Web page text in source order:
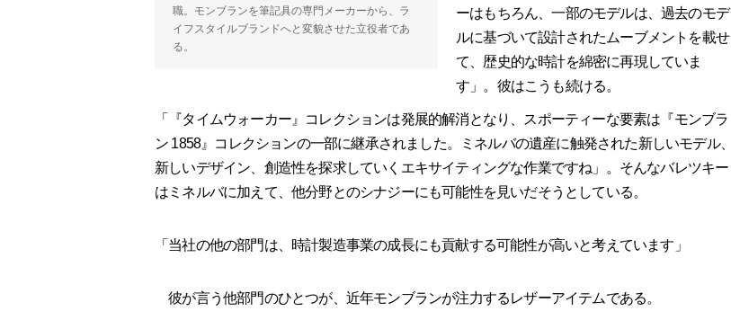
職。モンブランを筆記具の専門メーカーから、ラ
イフスタイルブランドへと変貌させた立役者であ
る。
ーはもちろん、一部のモデルは、過去のモデ
ルに基づいて設計されたムーブメントを載せ
て、歴史的な時計を綿密に再現していま
す」。彼はこうも続ける。
「『タイムウォーカー』コレクションは発展的解消となり、スポーティーな要素は『モンブラ
ン 1858』コレクションの一部に継承されました。ミネルバの遺産に触発された新しいモデル、
新しいデザイン、創造性を探求していくエキサイティングな作業ですね」。そんなバレツキー
はミネルバに加えて、他分野とのシナジーにも可能性を見いだそうとしている。
「当社の他の部門は、時計製造事業の成長にも貢献する可能性が高いと考えています」
彼が言う他部門のひとつが、近年モンブランが注力するレザーアイテムである。